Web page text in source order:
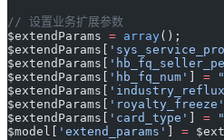
// 设置业务扩展参数
$extendParams = array();
$extendParams[
$extendParams[
$extendParams[
'hb_fq_num' =
$extendParams[
$extendParams[
'royalty_freeze'
$extendParams[
'card_type' =
$model[
'extend_params' =